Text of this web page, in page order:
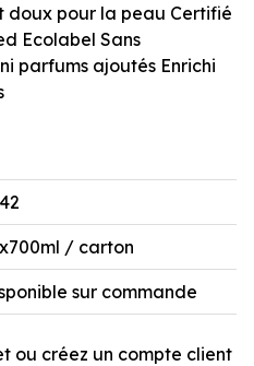
doux pour la peau Certifié
Ecolabel Sans
parfums ajoutés Enrichi
/ carton
sur commande
ou créez un compte client